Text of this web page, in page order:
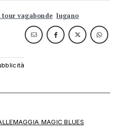
tour vagabonde lugano
MAGIC BLUES